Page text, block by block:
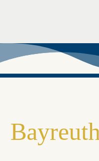
RICHARD
WAGNER